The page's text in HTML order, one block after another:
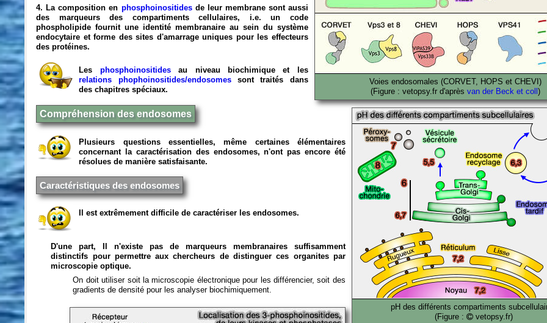
Voies endosomales (CORVET, HOPS et CHEVI)
(Figure : vetopsy.fr d'après van der Beck et coll )
pH des différents compartiments
(Figure :
vetopsy.fr)
4. La composition en phosphoinositidesde leur membrane sont aussi
des marqueurs des compartiments cellulaires, i.e. un code
phospholipide fournit une identité membranaire au sein du système
endocytaire et forme des sites d'amarrage uniques pour les effecteurs
des protéines.
Les phosphoinositidesau niveau biochimique et les
relations phophoinositides/endosomessont traités dans
des chapitres spéciaux.
Compréhension des endosomes
Plusieurs questions essentielles, même certaines élémentaires
concernant la caractérisation des endosomes, n'ont pas encore été
résolues de manière satisfaisante.
Caractéristiques des endosomes
Il est extrêmement difficile de caractériser les endosomes.
D'une part, Il n'existe pas de marqueurs membranaires suffisamment
distinctifs pour permettre aux chercheurs de distinguer ces organites par
microscopie optique.
On doit utiliser soit la microscopie électronique pour les différencier, soit des
gradients de densité pour les analyser biochimiquement.